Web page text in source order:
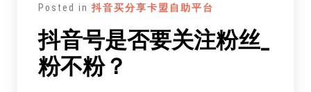
Posted in 抖音买分享卡盟自助平台
抖音号是否要关注粉丝_
粉不粉？